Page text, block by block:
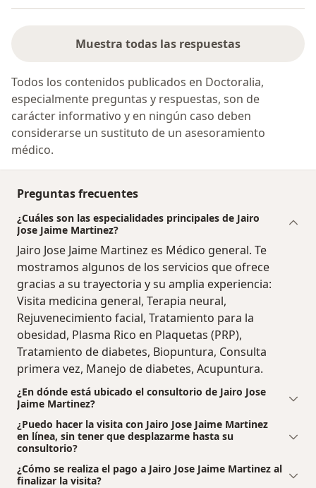
Muestra todas las respuestas
Todos los contenidos publicados en Doctoralia,
especialmente preguntas y respuestas, son de
carácter informativo y en ningún caso deben
considerarse un sustituto de un asesoramiento
médico.
Preguntas frecuentes
¿Cuáles son las especialidades principales de Jairo
Jose Jaime Martinez?
Jairo Jose Jaime Martinez es Médico general. Te
mostramos algunos de los servicios que ofrece
gracias a su trayectoria y su amplia experiencia:
Visita medicina general, Terapia neural,
Rejuvenecimiento facial, Tratamiento para la
obesidad, Plasma Rico en Plaquetas (PRP),
Tratamiento de diabetes, Biopuntura, Consulta
primera vez, Manejo de diabetes, Acupuntura.
¿En dónde está ubicado el consultorio de Jairo Jose
Jaime Martinez?
¿Puedo hacer la visita con Jairo Jose Jaime Martinez
en línea, sin tener que desplazarme hasta su
consultorio?
¿Cómo se realiza el pago a Jairo Jose Jaime Martinez al
finalizar la visita?